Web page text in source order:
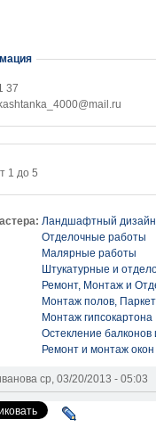
37
kashtanka_4000@mail.ru
1 до 5
Ландшафтный дизайн,
Отделочные работы
Малярные работы
Штукатурные и
Ремонт, Монтаж и
Монтаж полов,
Монтаж гипсокартона
Остекление балконов
Ремонт и монтаж окон
ср, 03/20/2013 - 05:03